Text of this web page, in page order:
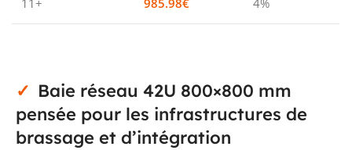
11+ 985.98€ 4%
Baie réseau 42U 800×800 mm
pensée pour les infrastructures de
brassage et d’intégration